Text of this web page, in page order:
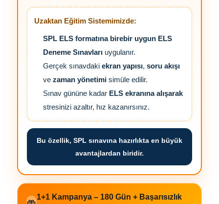
Uzaktan Eğitim Sistemimizde:
SPL ELS formatına birebir uygun ELS
Deneme Sınavları uygulanır.
Gerçek sınavdaki ekran yapısı, soru akışı
ve zaman yönetimi simüle edilir.
Sınav gününe kadar ELS ekranına alışarak
stresinizi azaltır, hız kazanırsınız.
Bu özellik, SPL sınavına hazırlıkta en büyük
avantajlardan biridir.
1+1 Kampanya – 180 Gün + Başarısızlık